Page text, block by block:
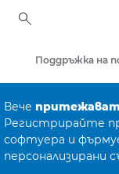
Вече
Регистрирайте
софтуера и
персонализирани